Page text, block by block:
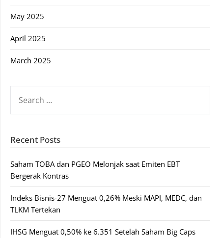
May 2025
April 2025
March 2025
FOR:
Recent Posts
Saham TOBA dan PGEO Melonjak saat Emiten EBT
Bergerak Kontras
Indeks Bisnis-27 Menguat 0,26% Meski MAPI, MEDC, dan
TLKM Tertekan
IHSG Menguat 0,50% ke 6.351 Setelah Saham Big Caps